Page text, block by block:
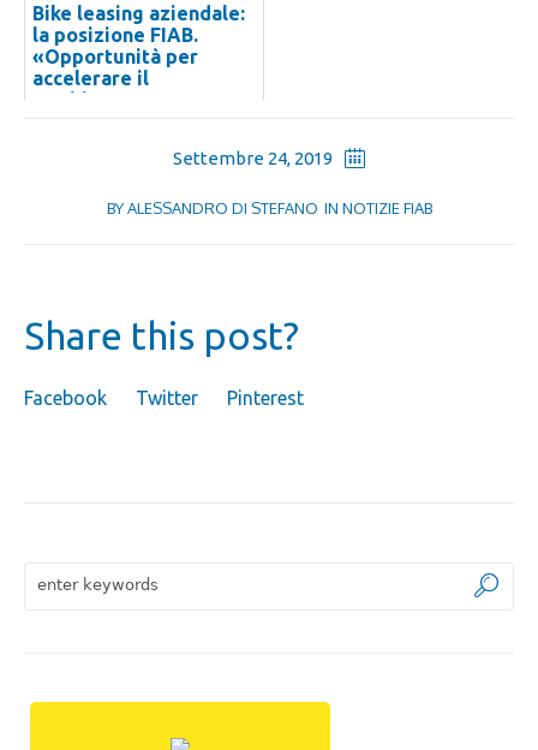
Bike leasing aziendale:
la posizione FIAB.
«Opportunità per
accelerare il
cambiamento»
Settembre 24, 2019
BYALESSANDRO DI STEFANO IN NOTIZIE FIAB
Share this post?
Facebook Twitter Pinterest